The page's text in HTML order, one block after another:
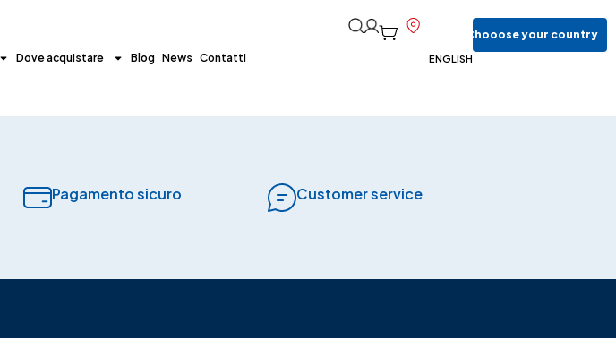
Dove acquistare Blog News Contatti
Choooseyour country
ENGLISH
Pagamento sicuro​ Customer service